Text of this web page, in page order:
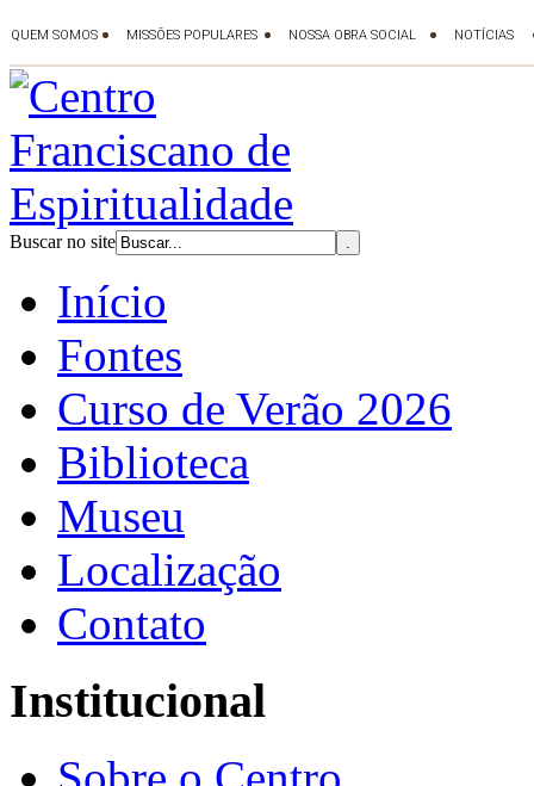
Buscar no site
Início
Fontes
Curso de Verão 2026
Biblioteca
Museu
Localização
Contato
Institucional